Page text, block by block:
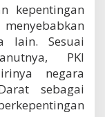
kepentingan
lain. Sesuai
PKI
negara
sebagai